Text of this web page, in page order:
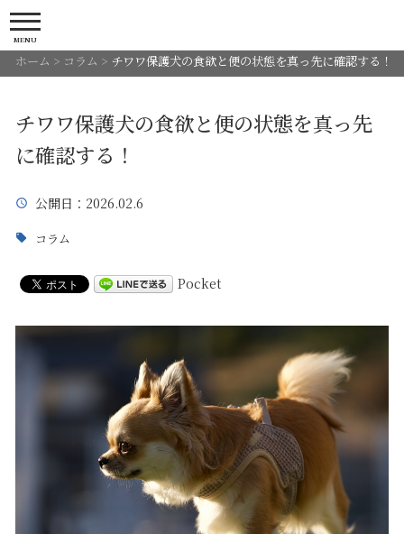
MENU
ホーム > コラム > チワワ保護犬の食欲と便の状態を真っ先に確認する！
チワワ保護犬の食欲と便の状態を真っ先
に確認する！
公開日 ：2026.02.6
コラム
Pocket